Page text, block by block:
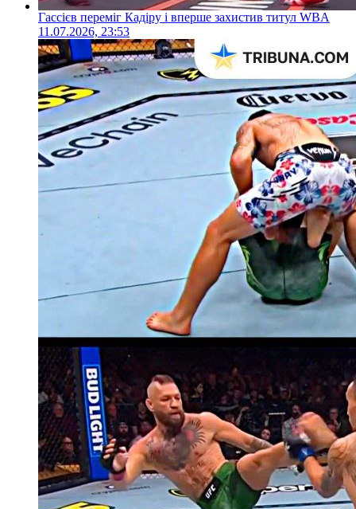
Гассієв переміг Кадіру і вперше захистив титул WBA
11.07.2026, 23:53